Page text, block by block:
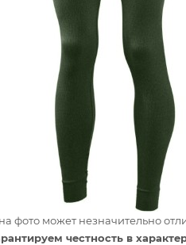
фото может незначительно
честность в